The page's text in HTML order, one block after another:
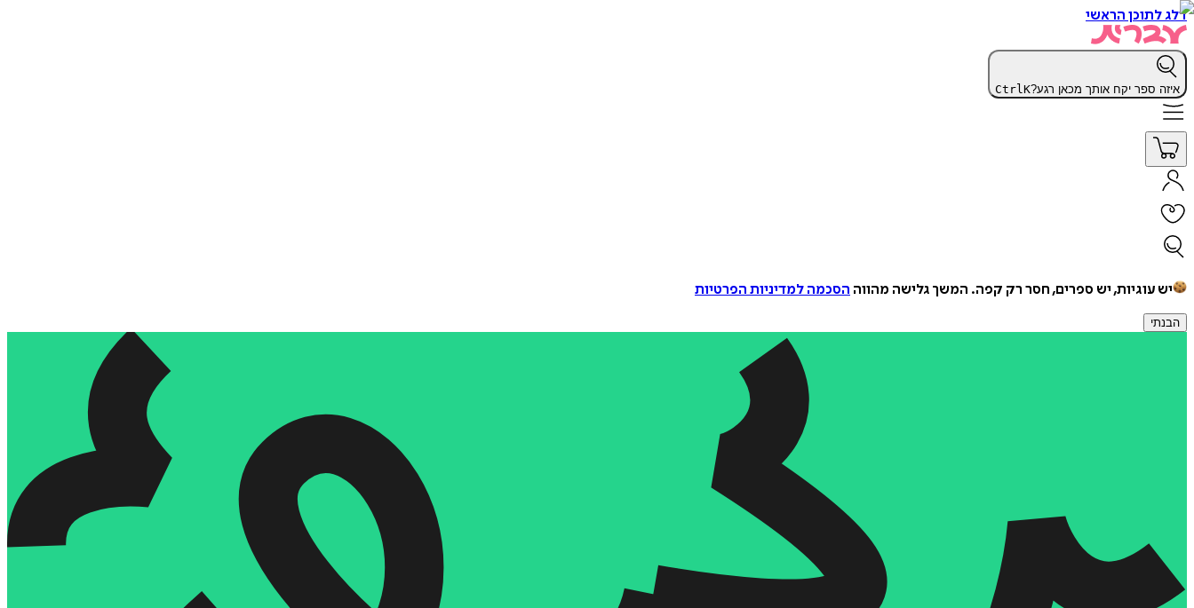
דלג לתוכן הראשי
איזה ספר יקח אותך מכאן רגע? CtrlK
יש עוגיות, יש ספרים, חסר רק קפה. המשך גלישה מהווה הסכמה למדיניות הפרטיות
הבנתי